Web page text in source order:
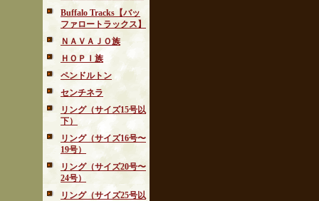
Buffalo Tracks【バッ
ファロートラックス】
ＮＡＶＡＪＯ族
ＨＯＰＩ族
ペンドルトン
センチネラ
リング（サイズ15号以
下）
リング（サイズ16号〜
19号）
リング（サイズ20号〜
24号）
リング（サイズ25号以